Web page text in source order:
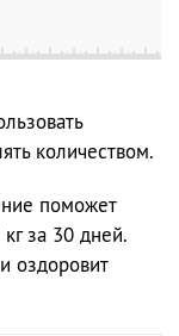
количеством.
поможет
за 30 дней.
оздоровит